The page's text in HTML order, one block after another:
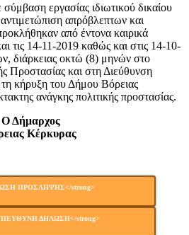
εργασίας ιδιωτικού δικαίου
απρόβλεπτων και
από έντονα καιρικά
τις 14-11-2019 καθώς και στις 14-10-
διάρκειας οκτώ (8) μηνών στο
Προστασίας και στη Διεύθυνση
κήρυξη του Δήμου Βόρειας
ανάγκης πολιτικής προστασίας.
Ο Δήμαρχος
Κέρκυρας
ΠΡΟΣΛΗΨΗΣ</strong>
ΔΗΛΩΣΗ</strong>